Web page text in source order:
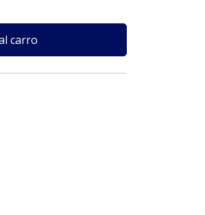
carro